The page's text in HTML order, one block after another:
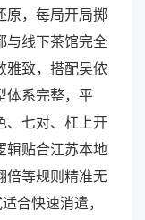
原，每局开局掷
与线下茶馆完全
雅致，搭配吴侬
体系完整，平
、七对、杠上开
辑贴合江苏本地
倍等规则精准无
合快速消遣，